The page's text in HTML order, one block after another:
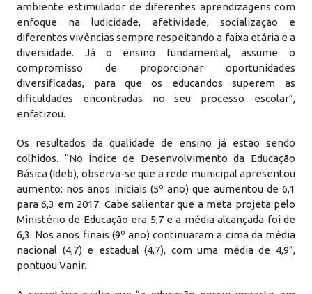
ambiente estimulador de diferentes aprendizagens com
enfoque na ludicidade, afetividade, socialização e
diferentes vivências sempre respeitando a faixa etária e a
diversidade. Já o ensino fundamental, assume o
compromisso de proporcionar oportunidades
diversificadas, para que os educandos superem as
dificuldades encontradas no seu processo escolar”,
enfatizou.
Os resultados da qualidade de ensino já estão sendo
colhidos. “No Índice de Desenvolvimento da Educação
Básica (Ideb), observa-se que a rede municipal apresentou
aumento: nos anos iniciais (5º ano) que aumentou de 6,1
para 6,3 em 2017. Cabe salientar que a meta projeta pelo
Ministério de Educação era 5,7 e a média alcançada foi de
6,3. Nos anos finais (9º ano) continuaram a cima da média
nacional (4,7) e estadual (4,7), com uma média de 4,9”,
pontuou Vanir.